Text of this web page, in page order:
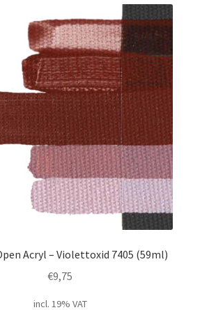
Acryl – Violettoxid 7405 (59ml)
€9,75
incl. 19% VAT